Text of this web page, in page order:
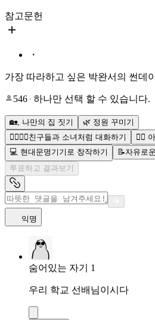
참고문헌
・
가장 따라하고 싶은 박완서의 썬데
546 하나만 선택 할 수 있습니다.
🏡, 나만의 집 짓기
🌿 정원 꾸미기
👩‍❤️‍💋‍👩친구들과 소녀처럼 대화하기
🏃‍♀️
💻 현대문명기기로 창작하기
📝자유로
투표하고 결과보기
익명
숨어있는 자기 1
우리 학교 선배님이시다